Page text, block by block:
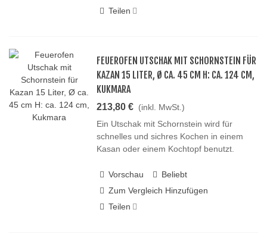
Teilen
FEUEROFEN UTSCHAK MIT SCHORNSTEIN FÜR
KAZAN 15 LITER, Ø CA. 45 CM H: CA. 124 CM,
KUKMARA
213,80 € (inkl. MwSt.)
Ein Utschak mit Schornstein wird für
schnelles und sichres Kochen in einem
Kasan oder einem Kochtopf benutzt.
Vorschau
Beliebt
Zum Vergleich Hinzufügen
Teilen